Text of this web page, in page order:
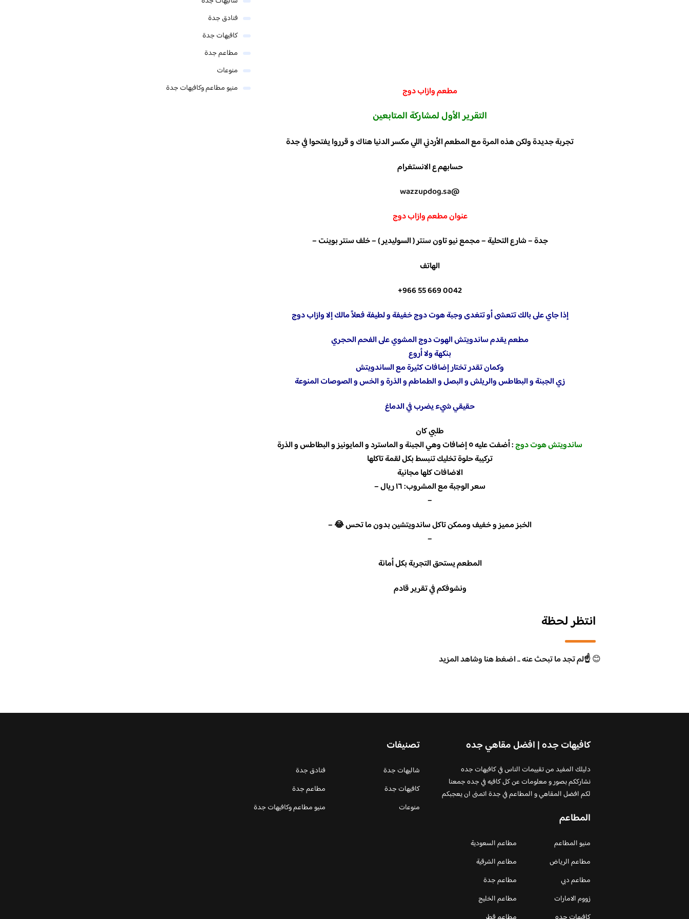
مطعم وازاب دوج
التقريرالأول لمشاركة المتابعين
تجربة جديدة ولكن هذه المرة مع المطعم الأردني اللي مكسر الدنيا هناك و قرروا يفتحوا في جدة
حسابهم ع الانستغرام
@wazzupdog.sa
عنوانمطعم وازاب دوج
جدة – شارع التحلية – مجمع نيو تاون سنتر ( السوليدير ) – خلف سنتر بوينت –
الهاتف
+966 55 669 0042
إذا جاي على بالك تتعشى أو تتغدى وجبة هوت دوج خفيفة و لطيفة فعلاً مالك إلا وازاب دوج
مطعم يقدم ساندويتش الهوت دوج المشوي على الفحم الحجري
بنكهة ولا أروع
وكمان تقدر تختار إضافات كثيرة مع الساندويتش
زي الجبنة و البطاطس والريلش و البصل و الطماطم و الذرة و الخس و الصوصات المنوعة
حقيقي شيء يضرب في الدماغ
طلبي كان
ساندويتش هوت دوج: أضفت عليه ٥ إضافات وهي الجبنة و الماسترد و المايونيز و البطاطس و الذرة
تركيبة حلوة تخليك تنبسط بكل لقمة تاكلها
الاضافات كلها مجانية
سعر الوجبة مع المشروب: ١٦ ريال –
–
الخبز مميز و خفيف وممكن تاكل ساندويتشين بدون ما تحس 😂 –
–
المطعم يستحق التجربة بكل أمانة
ونشوفكم في تقرير قادم
انتظر لحظة
😊☝️لم تجد ما تبحث عنه .. اضغط هنا وشاهد المزيد
فنادق جدة
كافيهات جدة
مطاعم جدة
منوعات
منيو مطاعم وكافيهات جدة
كافيهات جده | افضل مقاهي جده
دليلك المفيد من تقييمات الناس في كافيهات جده
نشارككم بصور و معلومات عن كل كافيه في جده جمعنا
لكم افضل المقاهي و المطاعم في جدة اتمنى ان يعجبكم
المطاعم
منيو المطاعم
مطاعم السعودية
مطاعم الرياض
مطاعم الشرقية
مطاعم دبي
مطاعم جدة
زووم الامارات
مطاعم الخليج
تصنيفات
شاليهات جدة
فنادق جدة
كافيهات جدة
مطاعم جدة
منوعات
منيو مطاعم وكافيهات جدة